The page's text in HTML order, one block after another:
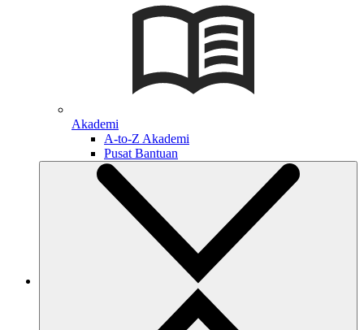
Akademi
A-to-Z Akademi
Pusat Bantuan